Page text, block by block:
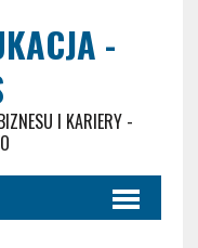
-
I KARIERY -